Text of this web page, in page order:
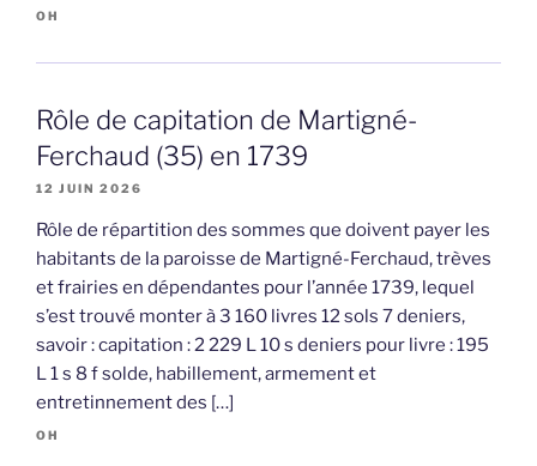
OH
Rôle de capitation de Martigné-
Ferchaud (35) en 1739
12 JUIN 2026
Rôle de répartition des sommes que doivent payer les
habitants de la paroisse de Martigné-Ferchaud, trèves
et frairies en dépendantes pour l’année 1739, lequel
s’est trouvé monter à 3 160 livres 12 sols 7 deniers,
savoir : capitation : 2 229 L 10 s deniers pour livre : 195
L 1 s 8 f solde, habillement, armement et
entretinnement des […]
OH